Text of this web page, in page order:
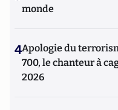
monde
4Apologie du
700, le chanteur à
2026